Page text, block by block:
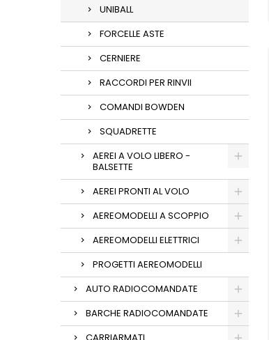
UNIBALL
FORCELLE ASTE
CERNIERE
RACCORDI PER RINVII
COMANDI BOWDEN
SQUADRETTE
AEREI A VOLO LIBERO -
BALSETTE
AEREI PRONTI AL VOLO
AEREOMODELLI A SCOPPIO
AEREOMODELLI ELETTRICI
PROGETTI AEREOMODELLI
AUTO RADIOCOMANDATE
BARCHE RADIOCOMANDATE